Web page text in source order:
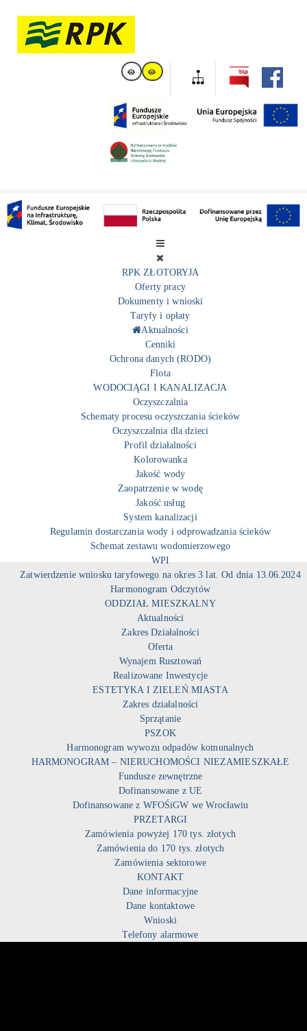
RPK ZŁOTORYJA
Oferty pracy
Dokumenty i wnioski
Taryfy i opłaty
Aktualności
Cenniki
Ochrona danych (RODO)
Flota
WODOCIĄGI I KANALIZACJA
Oczyszczalnia
Schematy procesu oczyszczania ścieków
Oczyszczalnia dla dzieci
Profil działalności
Kolorowanka
Jakość wody
Zaopatrzenie w wodę
Jakość usług
System kanalizacji
Regulamin dostarczania wody i odprowadzania ścieków
Schemat zestawu wodomierzowego
WPI
Zatwierdzenie wniosku taryfowego na okres 3 lat. Od dnia 13.06.2024
Harmonogram Odczytów
ODDZIAŁ MIESZKALNY
Aktualności
Zakres Działalności
Oferta
Wynajem Rusztowań
Realizowane Inwestycje
ESTETYKA I ZIELEŃ MIASTA
Zakres działalności
Sprzątanie
PSZOK
Harmonogram wywozu odpadów komunalnych
HARMONOGRAM – NIERUCHOMOŚCI NIEZAMIESZKAŁE
Fundusze zewnętrzne
Dofinansowane z UE
Dofinansowane z WFOŚiGW we Wrocławiu
PRZETARGI
Zamówienia powyżej 170 tys. złotych
Zamówienia do 170 tys. złotych
Zamówienia sektorowe
KONTAKT
Dane informacyjne
Dane kontaktowe
Wnioski
Telefony alarmowe